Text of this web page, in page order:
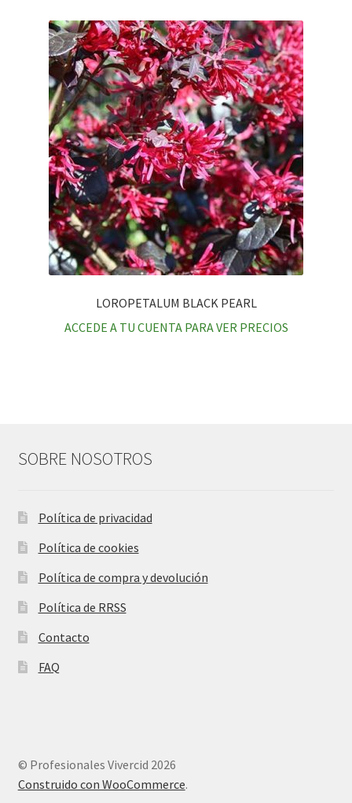
LOROPETALUM BLACK PEARL
ACCEDE A TU CUENTA PARA VER PRECIOS
SOBRE NOSOTROS
Política de privacidad
Política de cookies
Política de compra y devolución
Política de RRSS
Contacto
FAQ
© Profesionales Vivercid 2026
Construido con WooCommerce.